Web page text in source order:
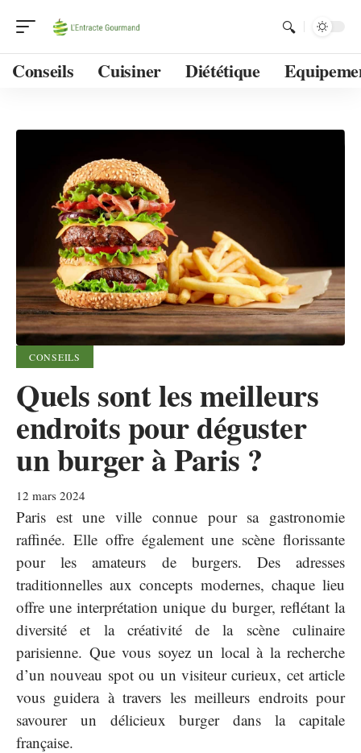
Conseils Cuisiner Diététique
CONSEILS
Quels sont les meilleurs
endroits pour déguster
un burger à Paris ?
12 mars 2024
Paris est une ville connue pour sa gastronomie
raffinée. Elle offre également une scène florissante
pour les amateurs de burgers. Des adresses
traditionnelles aux concepts modernes, chaque lieu
offre une interprétation unique du burger, reflétant la
diversité et la créativité de la scène culinaire
parisienne. Que vous soyez un local à la recherche
d’un nouveau spot ou un visiteur curieux, cet article
vous guidera à travers les meilleurs endroits pour
savourer un délicieux burger dans la capitale
française.